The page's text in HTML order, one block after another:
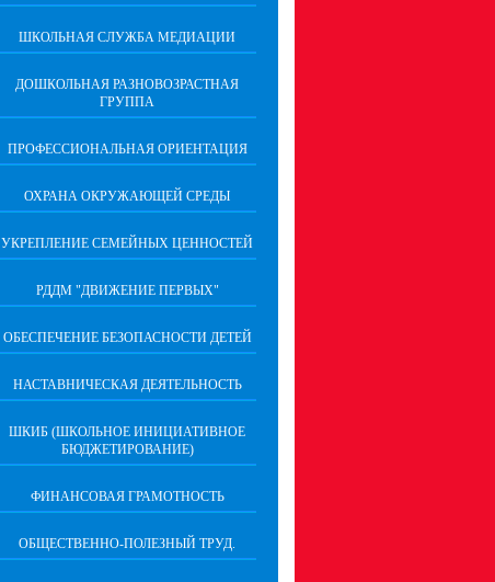
ШКОЛЬНАЯ СЛУЖБА МЕДИАЦИИ
ДОШКОЛЬНАЯ РАЗНОВОЗРАСТНАЯ
ГРУППА
ПРОФЕССИОНАЛЬНАЯ ОРИЕНТАЦИЯ
ОХРАНА ОКРУЖАЮЩЕЙ СРЕДЫ
УКРЕПЛЕНИЕ СЕМЕЙНЫХ ЦЕННОСТЕЙ
РДДМ "ДВИЖЕНИЕ ПЕРВЫХ"
ОБЕСПЕЧЕНИЕ БЕЗОПАСНОСТИ ДЕТЕЙ
НАСТАВНИЧЕСКАЯ ДЕЯТЕЛЬНОСТЬ
ШКИБ (ШКОЛЬНОЕ ИНИЦИАТИВНОЕ
БЮДЖЕТИРОВАНИЕ)
ФИНАНСОВАЯ ГРАМОТНОСТЬ
ОБЩЕСТВЕННО-ПОЛЕЗНЫЙ ТРУД.